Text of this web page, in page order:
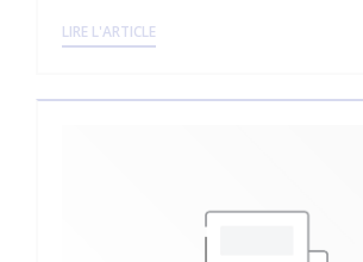
LIRE L'ARTICLE